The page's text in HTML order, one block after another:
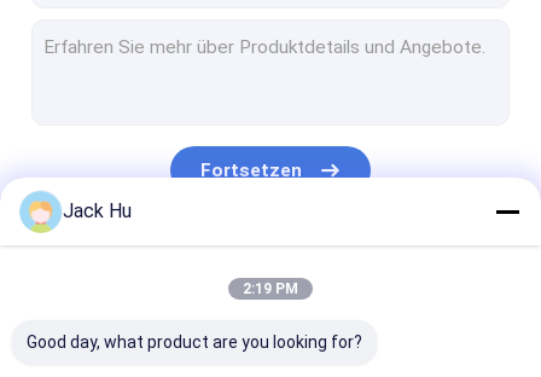
Flughafentransfer-Bus
Fortsetzen
Jack Hu
2:19 PM
Good day, what product are you looking for?